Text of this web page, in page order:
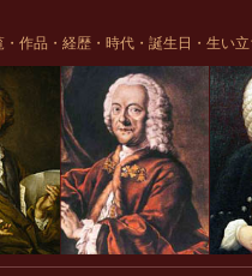
作品・経歴・時代・誕生日・生い